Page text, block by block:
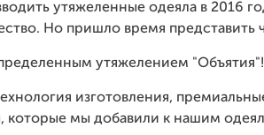
утяжеленные одеяла в 2016
Но пришло время представить
утяжелением "Объятия"!
изготовления,
которые мы добавили к нашим